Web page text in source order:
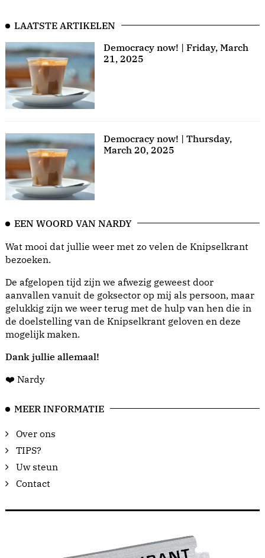
LAATSTE ARTIKELEN
Democracy now! | Friday, March
21, 2025
Democracy now! | Thursday,
March 20, 2025
EEN WOORD VAN NARDY
Wat mooi dat jullie weer met zo velen de Knipselkrant
bezoeken.
De afgelopen tijd zijn we afwezig geweest door
aanvallen vanuit de goksector op mij als persoon, maar
gelukkig zijn we weer terug met de hulp van hen die in
de doelstelling van de Knipselkrant geloven en deze
mogelijk maken.
Dank jullie allemaal!
❤️ Nardy
MEER INFORMATIE
Over ons
TIPS?
Uw steun
Contact